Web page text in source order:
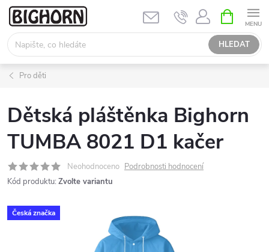
Přejít
obsah
HLEDAT
NÁKUPNÍ
KOŠÍK
Pro děti
Dětská pláštěnka Bighorn
TUMBA 8021 D1 kačer
Neohodnoceno Podrobnosti hodnocení
Kód produktu: Zvolte variantu
Česká značka